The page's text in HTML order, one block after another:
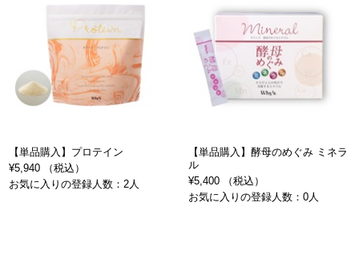
【単品購入】プロテイン
¥5,940 （税込）
お気に入りの登録人数：2人
【単品購入】酵母のめぐみ ミネラ
ル
¥5,400 （税込）
お気に入りの登録人数：0人